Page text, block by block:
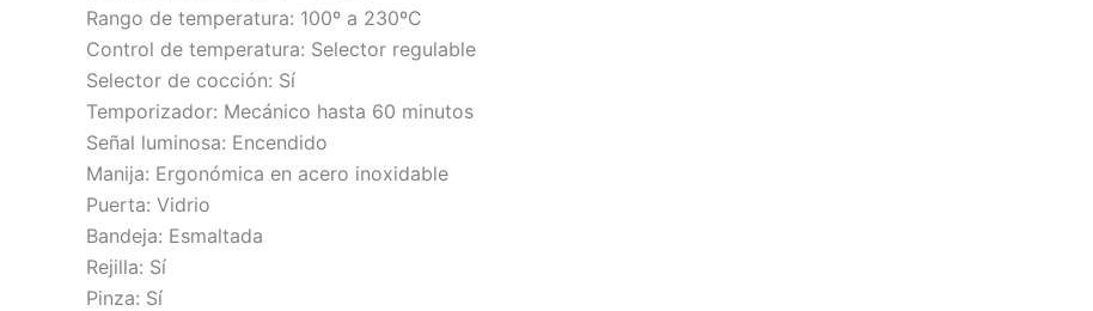
Rango de temperatura: 100º a 230ºC
Control de temperatura: Selector regulable
Selector de cocción: Sí
Temporizador: Mecánico hasta 60 minutos
Señal luminosa: Encendido
Manija: Ergonómica en acero inoxidable
Puerta: Vidrio
Bandeja: Esmaltada
Rejilla: Sí
Pinza: Sí